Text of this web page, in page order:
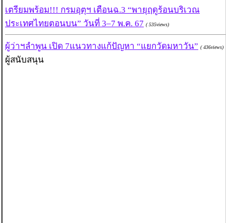
เตรียมพร้อม!!! กรมอุตุฯ เตือนฉ.3 “พายุฤดูร้อนบริเวณ
ประเทศไทยตอนบน” วันที่ 3–7 พ.ค. 67 ( 535views)
ผู้ว่าฯลำพูน เปิด 7แนวทางแก้ปัญหา “แยกวัดมหาวัน” ( 436views)
ผู้สนับสนุน